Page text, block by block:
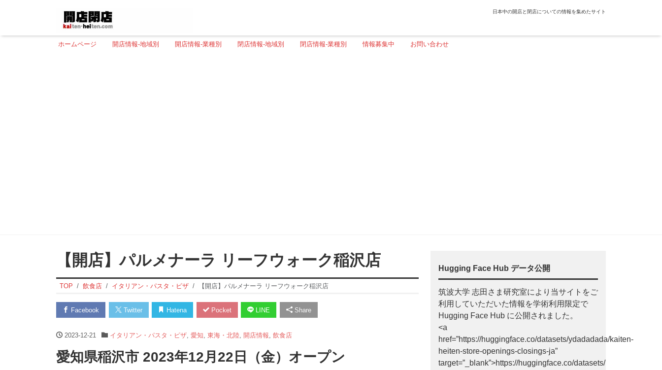
日本中の開店と閉店についての情報を集めたサイト
ホームページ 開店情報-地域別 開店情報-業種別 閉店情報-地域別 閉店情報-業種別 情報募集中 お問い合わせ
【開店】パルメナーラ リーフウォーク稲沢店
TOP 飲食店 イタリアン・パスタ・ピザ 【開店】パルメナーラ リーフウォーク稲沢店
Facebook Twitter Hatena Pocket LINE Share
2023-12-21 イタリアン・パスタ・ピザ, 愛知 東海・北陸, 開店情報 飲食店
愛知県稲沢市 2023年12月22日（金）オープン
Hugging Face Hub データ公開
筑波大学 志田さま研究室により当サイトをご
利用していただいた情報を学術利用限定で
Hugging Face Hub に公開されました。
<a
href=”https://huggingface.co/datasets/ydadadada/kaiten-
heiten-store-openings-closings-ja”
target=”_blank”>https://huggingface.co/datasets/